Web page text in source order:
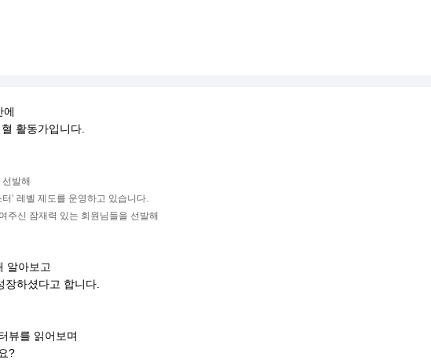
에
활동가입니다.
발해
’ 레벨 제도를 운영하고 있습니다.
주신 잠재력 있는 회원님들을 선발해
알아보고
하셨다고 합니다.
뷰를 읽어보며
?